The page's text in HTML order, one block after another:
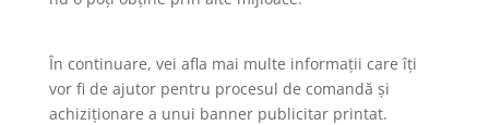
În continuare, vei afla mai multe informații care îți
vor fi de ajutor pentru procesul de comandă și
achiziționare a unui banner publicitar printat.